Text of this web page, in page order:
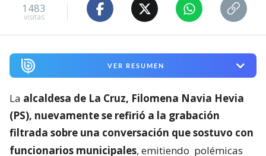
1483
visitas
VER RESUMEN
La alcaldesa de La Cruz, Filomena Navia Hevia
(PS), nuevamente se refirió a la grabación
filtrada sobre una conversación que sostuvo con
funcionarios municipales, emitiendo polémicas